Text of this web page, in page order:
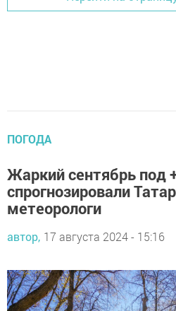
ПОГОДА
Жаркий сентябрь под
спрогнозировали
метеорологи
автор, 17 августа 2024 - 15:16